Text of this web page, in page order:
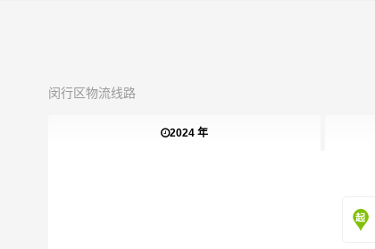
闵行区物流线路
2024 年